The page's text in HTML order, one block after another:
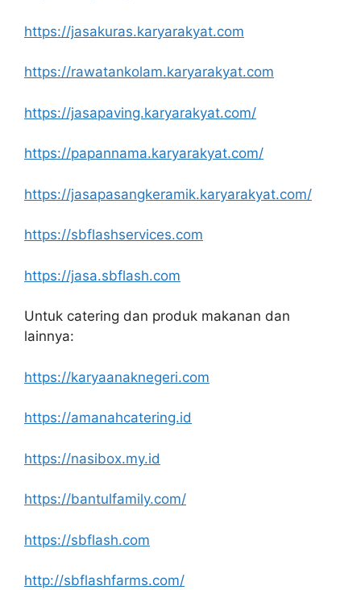
https://jasakuras.karyarakyat.com
https://rawatankolam.karyarakyat.com
https://jasapaving.karyarakyat.com/
https://papannama.karyarakyat.com/
https://jasapasangkeramik.karyarakyat.com/
https://sbflashservices.com
https://jasa.sbflash.com
Untuk catering dan produk makanan dan
lainnya:
https://karyaanaknegeri.com
https://amanahcatering.id
https://nasibox.my.id
https://bantulfamily.com/
https://sbflash.com
http://sbflashfarms.com/